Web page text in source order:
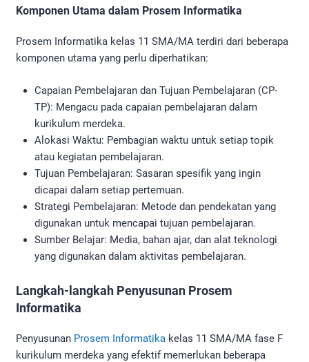
Komponen Utama dalam Prosem Informatika
Prosem Informatika kelas 11 SMA/MA terdiri dari beberapa
komponen utama yang perlu diperhatikan:
Capaian Pembelajaran dan Tujuan Pembelajaran (CP-
TP): Mengacu pada capaian pembelajaran dalam
kurikulum merdeka.
Alokasi Waktu: Pembagian waktu untuk setiap topik
atau kegiatan pembelajaran.
Tujuan Pembelajaran: Sasaran spesifik yang ingin
dicapai dalam setiap pertemuan.
Strategi Pembelajaran: Metode dan pendekatan yang
digunakan untuk mencapai tujuan pembelajaran.
Sumber Belajar: Media, bahan ajar, dan alat teknologi
yang digunakan dalam aktivitas pembelajaran.
Langkah-langkah Penyusunan Prosem
Informatika
Penyusunan Prosem Informatika kelas 11 SMA/MA fase F
kurikulum merdeka yang efektif memerlukan beberapa